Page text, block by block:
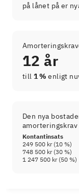
på lånet på er
12 år
till 1 % enligt
Den nya
amorteringskrav
Kontantinsats
249 500 kr(10 %)
748 500 kr(30 %)
1 247 500 kr(50 %)